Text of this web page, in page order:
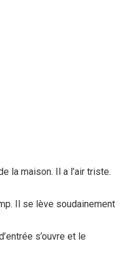
la maison. Il a l’air triste.
Il se lève soudainement
s’ouvre et le